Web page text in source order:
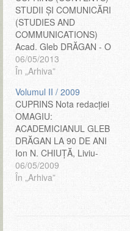
STUDII ŞI COMUNICĂRI
(STUDIES AND
COMMUNICATIONS)
Acad. Gleb DRĂGAN - O
analiză a conceptului de
istoria ştiinţei - An analysis
history Ştefan NEGREA
- Pagini inedite din istoria
speologiei – un manuscris
necunoscut semnat de
academicianul Constantin
Motaș - Unprecedented
pages in the history of…
06/05/2013
În „Arhiva”
Volumul II / 2009
CUPRINS Nota redacţiei
OMAGIU:
ACADEMICIANUL GLEB
DRĂGAN LA 90 DE ANI
Ion N. CHIUŢĂ, Liviu-
Mihai SIMA - Omagiu
Academicianului Gleb
06/05/2009
În „Arhiva”